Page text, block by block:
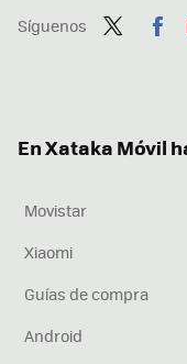
Síguenos
En Xataka Móvil
Movistar
Xiaomi
Guías de compra
Android